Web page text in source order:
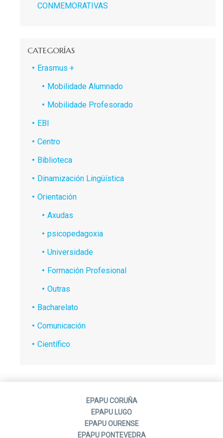
CONMEMORATIVAS
CATEGORÍAS
Erasmus +
Mobilidade Alumnado
Mobilidade Profesorado
EBI
Centro
Biblioteca
Dinamización Lingüística
Orientación
Axudas
psicopedagoxia
Universidade
Formación Profesional
Outras
Bacharelato
Comunicación
Científico
EPAPU CORUÑA
EPAPU LUGO
EPAPU OURENSE
EPAPU PONTEVEDRA